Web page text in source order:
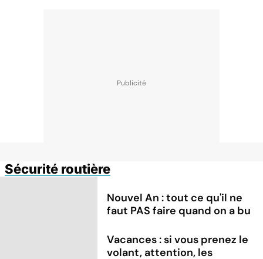
Sécurité routière
Nouvel An : tout ce qu'il ne
faut PAS faire quand on a bu
Vacances : si vous prenez le
volant, attention, les